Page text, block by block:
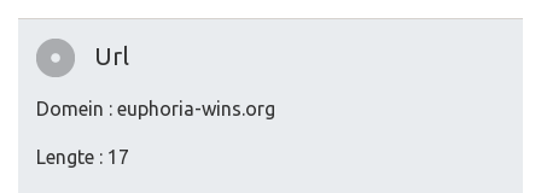
Url
Domein : euphoria-wins.org
Lengte : 17